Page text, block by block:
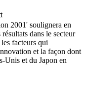
2001' soulignera en
dans le secteur
facteurs qui
et la façon dont
Unis et du Japon en